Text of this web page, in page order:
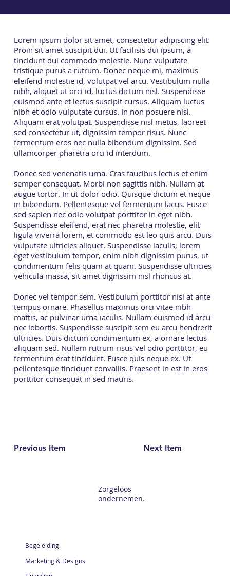
Previous Item Next Item
Lorem ipsum dolor sit amet, consectetur adipiscing elit.
Proin sit amet suscipit dui. Ut facilisis dui ipsum, a
tincidunt dui commodo molestie. Nunc vulputate
tristique purus a rutrum. Donec neque mi, maximus
eleifend molestie id, volutpat vel arcu. Vestibulum nulla
nibh, aliquet ut orci id, luctus dictum nisl. Suspendisse
euismod ante et lectus suscipit cursus. Aliquam luctus
nibh et odio vulputate cursus. In non posuere nisl.
Aliquam erat volutpat. Suspendisse nisl metus, laoreet
sed consectetur ut, dignissim tempor risus. Nunc
fermentum eros nec nulla bibendum dignissim. Sed
ullamcorper pharetra orci id interdum.
Donec sed venenatis urna. Cras faucibus lectus et enim
semper consequat. Morbi non sagittis nibh. Nullam at
augue tortor. In ut dolor odio. Quisque dictum et neque
in bibendum. Pellentesque vel fermentum lacus. Fusce
sed sapien nec odio volutpat porttitor in eget nibh.
Suspendisse eleifend, erat nec pharetra molestie, elit
ligula viverra lorem, et commodo est leo quis arcu. Duis
vulputate ultricies aliquet. Suspendisse iaculis, lorem
eget vestibulum tempor, enim nibh dignissim purus, ut
condimentum felis quam at quam. Suspendisse ultricies
vehicula massa, sit amet dignissim nisl rhoncus at.
Donec vel tempor sem. Vestibulum porttitor nisl at ante
tempus ornare. Phasellus maximus orci vitae nibh
mattis, ac pulvinar urna iaculis. Nullam euismod id arcu
nec lobortis. Suspendisse suscipit sem eu arcu hendrerit
ultricies. Duis dictum condimentum ex, a ornare lectus
aliquam sed. Nullam rutrum risus vel odio porttitor, eu
fermentum erat tincidunt. Fusce quis neque ex. Ut
pellentesque tincidunt convallis. Praesent in est in eros
porttitor consequat in sed mauris.
Zorgeloos
ondernemen.
Begeleiding
Marketing & Designs